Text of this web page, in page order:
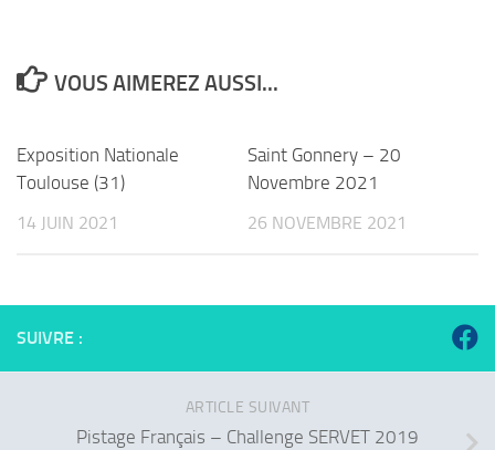
VOUS AIMEREZ AUSSI...
Exposition Nationale
Toulouse (31)
14 JUIN 2021
Saint Gonnery – 20
Novembre 2021
26 NOVEMBRE 2021
SUIVRE :
ARTICLE SUIVANT
Pistage Français – Challenge SERVET 2019